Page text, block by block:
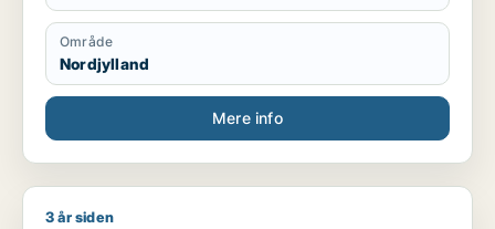
Område
Nordjylland
Mere info
Jeg søger job som socialrådgiver / pædagog / ungarbejder
3 år siden